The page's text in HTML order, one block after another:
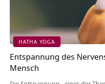
HATHA YOGA
Entspannung des
Mensch